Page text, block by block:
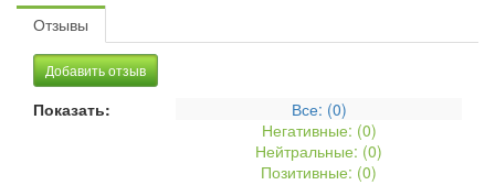
Отзывы
Добавить отзыв
Показать: Все: (0)
Негативные: (0)
Нейтральные: (0)
Позитивные: (0)